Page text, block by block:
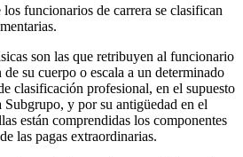
funcionarios de carrera se clasifican
son las que retribuyen al funcionario
su cuerpo o escala a un determinado
clasificación profesional, en el supuesto
Subgrupo, y por su antigüedad en el
están comprendidas los componentes
las pagas extraordinarias.